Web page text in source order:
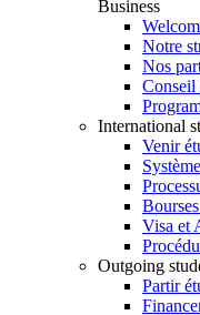
Business
Notre
Nos
Conseil
International
Venir
Visa et
Outgoing
Partir